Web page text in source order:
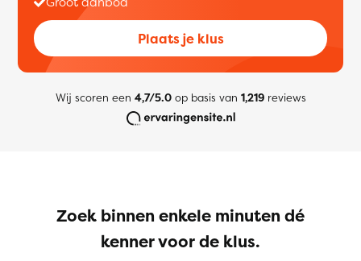
Plaats je klus
Wij scoren een 4,7/5.0op basis van 1,219reviews
Zoek binnen enkele minuten dé
kenner voor de klus.